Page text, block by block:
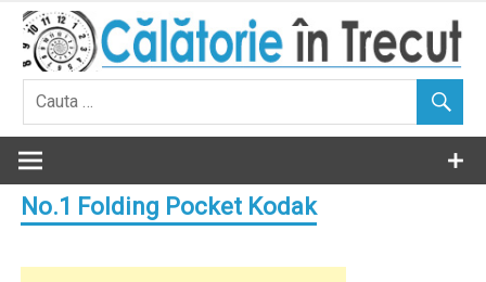
Skip
content
No.1 Folding Pocket Kodak